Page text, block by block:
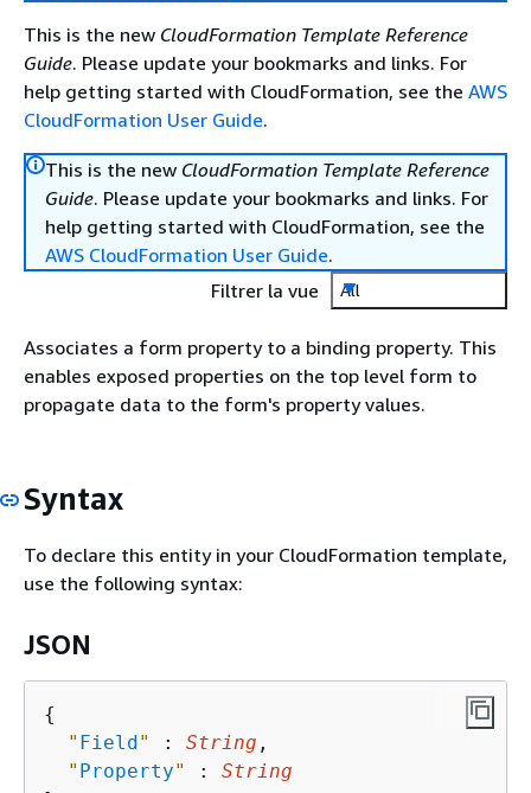
This is the new CloudFormation Template Reference
Guide. Please update your bookmarks and links. For
help getting started with CloudFormation, see the AWS
CloudFormation User Guide.
This is the new CloudFormation Template Reference
Guide. Please update your bookmarks and links. For
help getting started with CloudFormation, see the
AWS CloudFormation User Guide.
Filtrer la vue
All
Associates a form property to a binding property. This
enables exposed properties on the top level form to
propagate data to the form's property values.
Syntax
To declare this entity in your CloudFormation template,
use the following syntax:
JSON
{
" Field" : String ,
" Property" : String